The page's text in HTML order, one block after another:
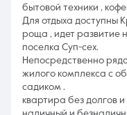
бытовой техники ,
Для отдыха доступны
роща , идет развитие
поселка Суп-сех.
Непосредственно
жилого комплекса с
садиком .
квартира без долгов